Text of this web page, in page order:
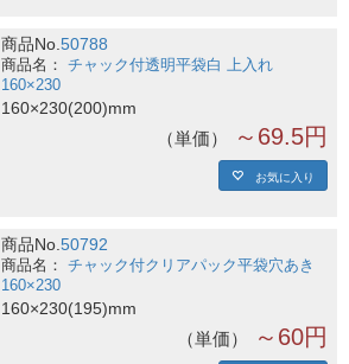
商品No.50788
チャック付透明平袋白 上入れ
160×230
160×230(200)mm
単価 ～69.5円
お気に入り
商品No.50792
チャック付クリアパック平袋穴あき
160×230
160×230(195)mm
単価 ～60円